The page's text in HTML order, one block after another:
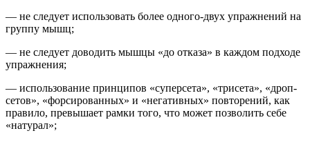
— не следует использовать более одного-двух упражнений на
группу мышц;
— не следует доводить мышцы «до отказа» в каждом подходе
упражнения;
— использование принципов «суперсета», «трисета», «дроп-
сетов», «форсированных» и «негативных» повторений, как
правило, превышает рамки того, что может позволить себе
«натурал»;